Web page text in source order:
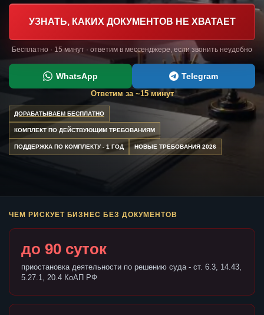
УЗНАТЬ, КАКИХ ДОКУМЕНТОВ НЕ ХВАТАЕТ
Бесплатно · 15 минут · ответим в мессенджере, если звонить неудобно
WhatsApp Telegram
Ответим за ~15 минут
ДОРАБАТЫВАЕМ БЕСПЛАТНО
КОМПЛЕКТ ПО ДЕЙСТВУЮЩИМ ТРЕБОВАНИЯМ
ПОДДЕРЖКА ПО КОМПЛЕКТУ - 1 ГОД НОВЫЕ ТРЕБОВАНИЯ 2026
ЧЕМ РИСКУЕТ БИЗНЕС БЕЗ ДОКУМЕНТОВ
до 90 суток
приостановка деятельности по решению суда - ст. 6.3, 14.43,
5.27.1, 20.4 КоАП РФ